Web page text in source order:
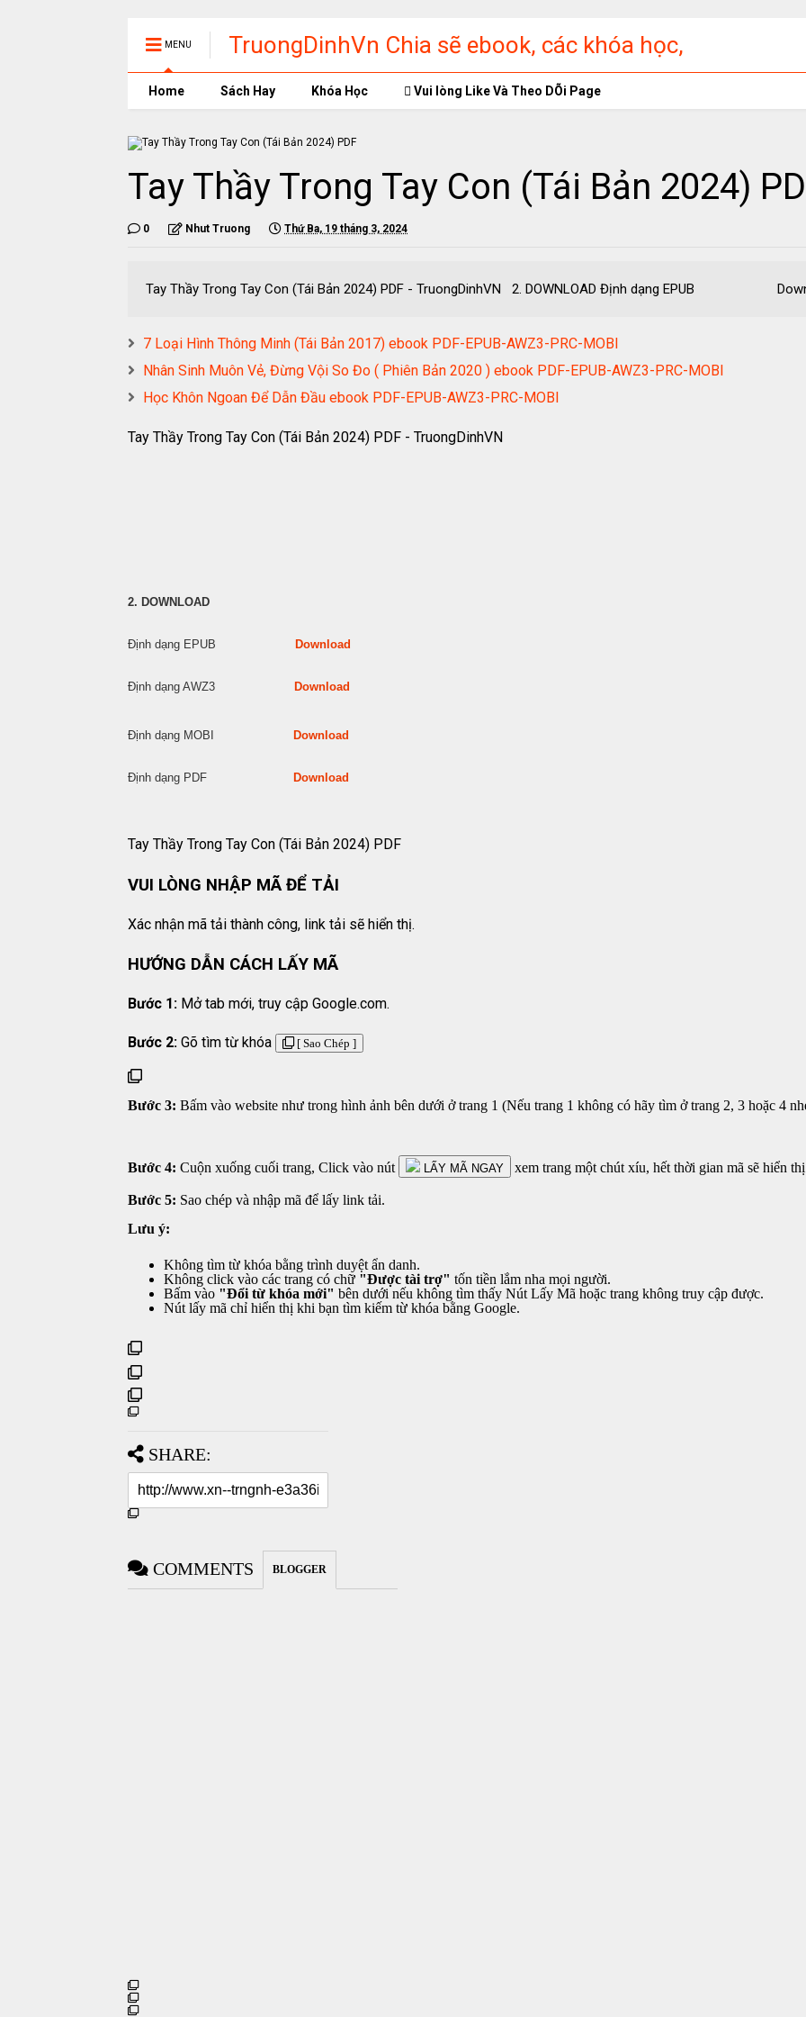
MENU
TruongDinhVn Chia sẽ ebook, các khóa học,
phần mềm học tập miễn phí
Home Sách Hay Khóa Học Vui lòng Like Và Theo DÕi Page
Tay Thầy Trong Tay Con (Tái Bản 2024)
0 Nhut Truong Thứ Ba, 19 tháng 3, 2024
Tay Thầy Trong Tay Con (Tái Bản 2024) PDF - TruongDinhVN 2. DOWNLOAD Định dạng EPUB
7 Loại Hình Thông Minh (Tái Bản 2017) ebook PDF-EPUB-AWZ3-PRC-MOBI
Nhân Sinh Muôn Vẻ, Đừng Vội So Đo ( Phiên Bản 2020 ) ebook PDF-EPUB-AWZ3-PRC-MOBI
Học Khôn Ngoan Để Dẫn Đầu ebook PDF-EPUB-AWZ3-PRC-MOBI
Tay Thầy Trong Tay Con (Tái Bản 2024) PDF - TruongDinhVN
2. DOWNLOAD
Định dạng EPUB Download
Định dạng AWZ3 Download
Định dạng MOBI Download
Định dạng PDF Download
Tay Thầy Trong Tay Con (Tái Bản 2024) PDF
VUI LÒNG NHẬP MÃ ĐỂ TẢI
Xác nhận mã tải thành công, link tải sẽ hiển thị.
HƯỚNG DẪN CÁCH LẤY MÃ
Bước 1: Mở tab mới, truy cập Google.com.
Bước 2: Gõ tìm từ khóa [ Sao Chép ]
Bước 3: Bấm vào website như trong hình ảnh bên dưới ở trang 1 (Nếu trang 1 không có hãy tìm ở trang 2, 3 hoặc 4
Bước 4: Cuộn xuống cuối trang, Click vào nút LẤY MÃ NGAY xem trang một chút xíu, hết thời gian mã sẽ hiển
Bước 5: Sao chép và nhập mã để lấy link tải.
Lưu ý:
Không tìm từ khóa bằng trình duyệt ẩn danh.
Không click vào các trang có chữ "Được tài trợ" tốn tiền lắm nha mọi người.
Bấm vào "Đổi từ khóa mới" bên dưới nếu không tìm thấy Nút Lấy Mã hoặc trang không truy cập được.
Nút lấy mã chỉ hiển thị khi bạn tìm kiếm từ khóa bằng Google.
SHARE:
COMMENTS BLOGGER